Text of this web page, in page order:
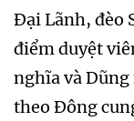
Đại Lãnh, đèo
điểm duyệt
nghĩa và
theo Đông